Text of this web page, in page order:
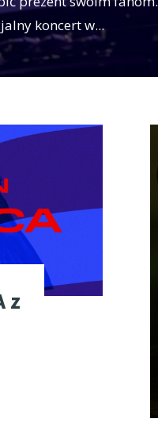
koncert w...
z